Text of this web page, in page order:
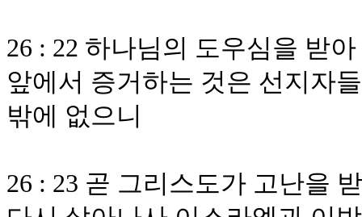
26 : 22 하나님의 도우심을 받
앞에서 증거하는 것은 선지자
밖에 없으니
26 : 23 곧 그리스도가 고난을